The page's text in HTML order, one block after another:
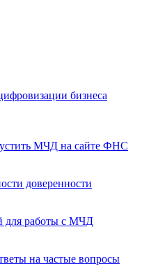
бизнеса
МЧД на сайте ФНС
доверенности
для работы с МЧД
на частые вопросы